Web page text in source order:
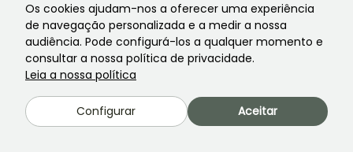
Os cookies ajudam-nos a oferecer uma experiência
de navegação personalizada e a medir a nossa
audiência. Pode configurá-los a qualquer momento e
consultar a nossa política de privacidade.
Leia a nossa política
Configurar Aceitar
Inscrever-se →
Este formulário está protegido pelo reCAPTCHA - aplicam-se a
Serviço ePolítica de Privacidade